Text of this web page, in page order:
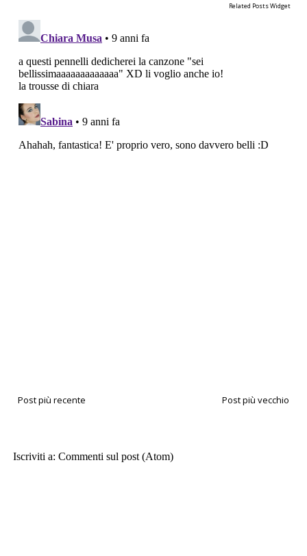
Related Posts Widget
Post più recente Post più vecchio
Iscriviti a:Commenti sul post (Atom)